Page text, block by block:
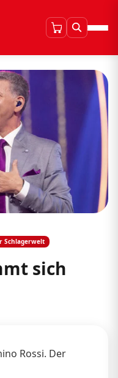
Schlagerwelt
sich
Rossi. Der